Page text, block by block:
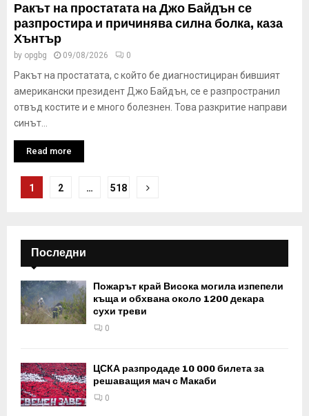
Ракът на простатата на Джо Байдън се
разпростира и причинява силна болка, каза
Хънтър
by opgbg 09/08/2026 0
Ракът на простатата, с който бе диагностициран бившият
американски президент Джо Байдън, се е разпространил
отвъд костите и е много болезнен. Това разкритие направи
синът...
Read more
Разделяне
публикациите
на
страници
1 2 … 518
Последни
Пожарът край Висока могила изпепели
къща и обхвана около 1200 декара
сухи треви
0
ЦСКА разпродаде 10 000 билета за
решаващия мач с Макаби
0